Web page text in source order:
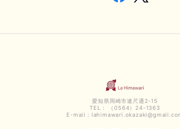
愛知県岡崎市連尺通2-15
TEL： （0564）24-1363
E-mail：